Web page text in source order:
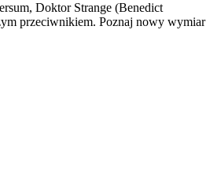
Doktor Strange (Benedict
przeciwnikiem. Poznaj nowy wymiar